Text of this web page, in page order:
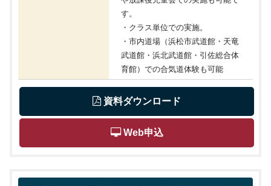
す。
・クラス単位での実施。
・市内道場（浜松市武道館・天竜
武道館・浜北武道館・引佐総合体
育館）での合気道体験も可能
資料ダウンロード
Web申込